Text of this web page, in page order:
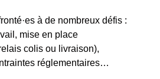
à de nombreux défis :
mise en place
colis ou livraison),
réglementaires…